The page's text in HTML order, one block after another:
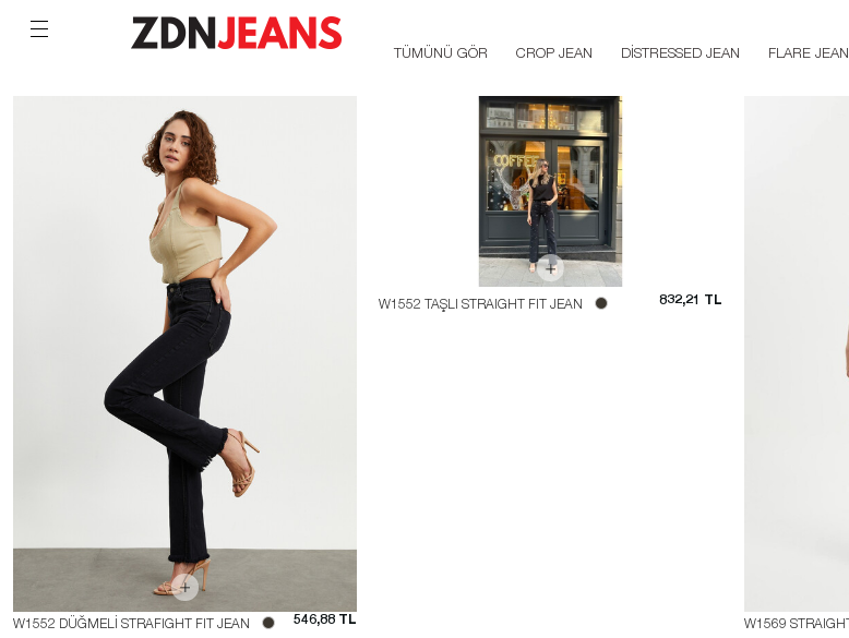
TÜMÜNÜ GÖR CROP JEAN DISTRESSED JEAN FLARE JEAN
W1552 DÜĞMELİ STRAFIGHT FIT JEAN 546,88 TL
W1552 TAŞLI STRAIGHT FIT JEAN 832,21 TL